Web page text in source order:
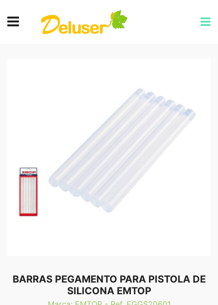
BARRAS PEGAMENTO PARA PISTOLA DE
SILICONA EMTOP